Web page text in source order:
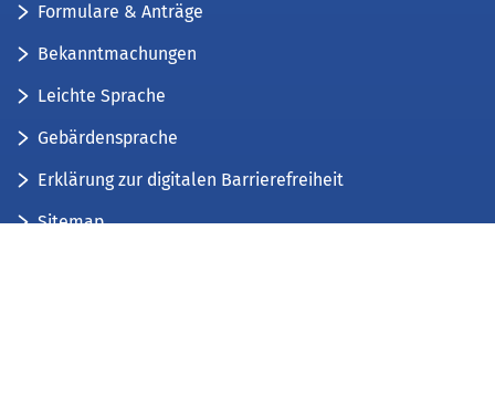
Formulare & Anträge
Bekanntmachungen
Leichte Sprache
Gebärdensprache
Erklärung zur digitalen Barrierefreiheit
Sitemap